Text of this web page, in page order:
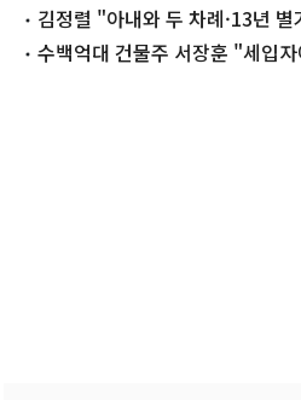
김정렬 "아내와 두 차례·13년
수백억대 건물주 서장훈 "세입